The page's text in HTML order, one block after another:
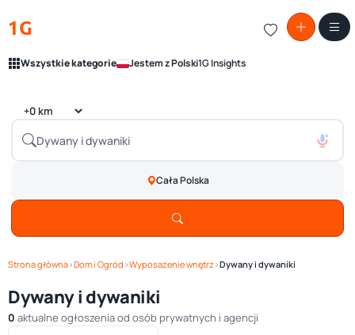
1G
Wszystkie kategorie Jestem z Polski1G Insights
Cała Polska
Strona główna›Dom i Ogród ›Wyposażenie wnętrz›Dywany i dywaniki
Dywany i dywaniki
0 aktualne ogłoszenia od osób prywatnych i agencji